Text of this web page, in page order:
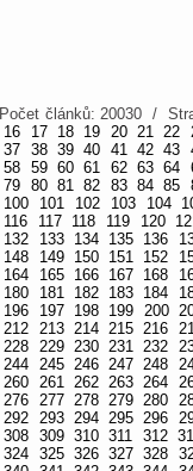
Počet článků: 20030 /
16
17 18 19 20 21 22
37 38 39 40 41 42 43
58 59 60 61 62 63 64
79 80 81 82 83 84 85
100
101 102 103 104
116
117 118 119 120
132
133 134 135 136
148
149 150 151 152
164
165 166 167 168
180
181 182 183 184
196
197 198 199 200
212 213 214 215 216
228 229 230 231 232
244 245 246 247 248
260 261 262 263 264
276 277 278 279 280
292 293 294 295 296
308 309 310 311 312
324 325 326 327 328